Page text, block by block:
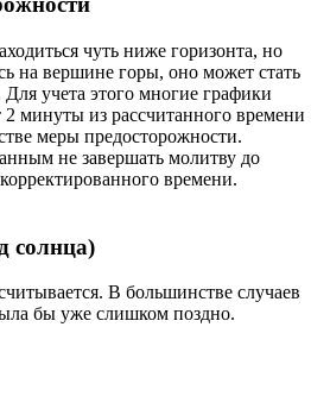
чуть ниже горизонта, но
на вершине горы, оно может стать
учета этого многие графики
минуты из рассчитанного времени
меры предосторожности.
не завершать молитву до
времени.
солнца)
В большинстве случаев
бы уже слишком поздно.